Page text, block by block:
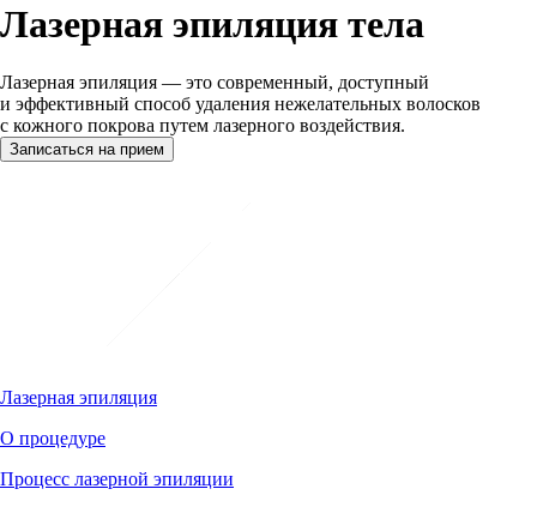
Лазерная эпиляция тела
Лазерная эпиляция — это современный, доступный
и эффективный способ удаления нежелательных волосков
с кожного покрова путем лазерного воздействия.
Записаться на прием
Лазерная эпиляция
О процедуре
Процесс лазерной эпиляции